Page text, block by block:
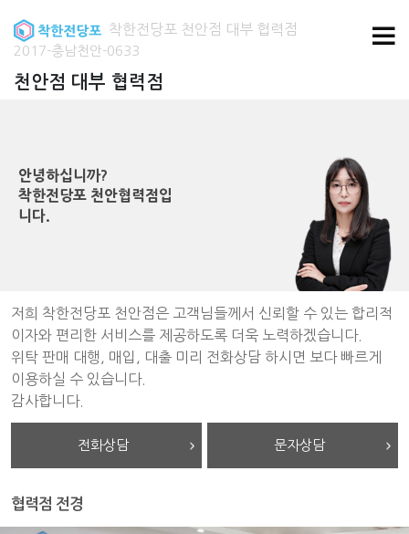
착한전당포 천안점 대부 협력점
2017-충남천안-0633
천안점 대부 협력점
안녕하십니까?
착한전당포 천안협력점입
니다.
저희 착한전당포 천안점은 고객님들께서 신뢰할 수 있는 합리적
이자와 편리한 서비스를 제공하도록 더욱 노력하겠습니다.
위탁 판매 대행, 매입, 대출 미리 전화상담 하시면 보다 빠르게
이용하실 수 있습니다.
감사합니다.
전화상담 문자상담
협력점 전경